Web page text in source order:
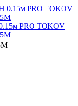
PRO TOKOV